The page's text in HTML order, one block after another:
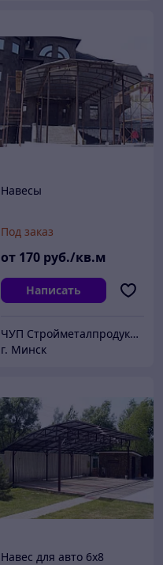
Навесы
Под заказ
от 170 руб./кв.м
Написать
ЧУП Стройметалпродукция
г. Минск
Навес для авто 6х8